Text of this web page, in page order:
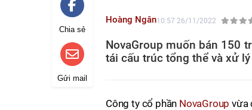
Chia sẻ
Gửi mail
Hoàng Ngân10:57 26/11/2022
NovaGroup muốn bán 150
tái cấu trúc tổng thể và xử
Công ty cổ phần NovaGroup vừa